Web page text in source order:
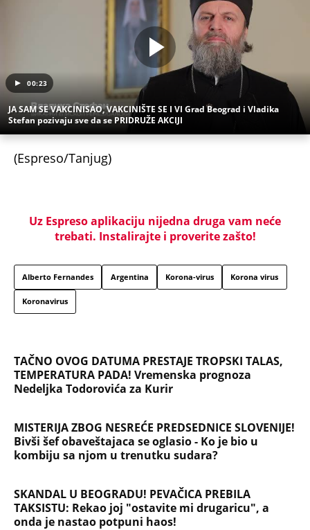
00:23
JA SAM SE VAKCINISAO, VAKCINIŠTE SE I VI Grad Beograd i Vladika
Stefan pozivaju sve da se PRIDRUŽE AKCIJI
(Espreso/Tanjug)
Uz Espreso aplikaciju nijedna druga vam neće
trebati. Instalirajte i proverite zašto!
Alberto Fernandes Argentina Korona-virus Korona virus
Koronavirus
TAČNO OVOG DATUMA PRESTAJE TROPSKI TALAS,
TEMPERATURA PADA! Vremenska prognoza
Nedeljka Todorovića za Kurir
MISTERIJA ZBOG NESREĆE PREDSEDNICE SLOVENIJE!
Bivši šef obaveštajaca se oglasio - Ko je bio u
kombiju sa njom u trenutku sudara?
SKANDAL U BEOGRADU! PEVAČICA PREBILA
TAKSISTU: Rekao joj "ostavite mi drugaricu", a
onda je nastao potpuni haos!